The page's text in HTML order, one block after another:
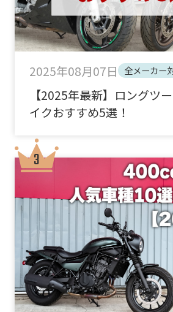
2025年08月07日 全メーカー
【2025年最新】ロングツ
イクおすすめ5選！